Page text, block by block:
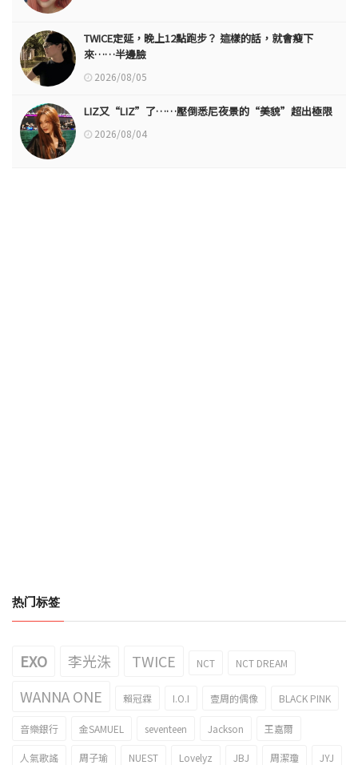
TWICE定延，晚上12點跑步？ 這樣的話，就會瘦下
來……半邊臉
2026/08/05
LIZ又“LIZ”了……壓倒悉尼夜景的“美貌”超出極限
2026/08/04
热门标签
EXO 李光洙 TWICE NCT NCT DREAM
WANNA ONE 賴冠霖 I.O.I 壹周的偶像 BLACK PINK
音樂銀行 金SAMUEL seventeen Jackson 王嘉爾
人氣歌謠 周子瑜 NUEST Lovelyz JBJ 周潔瓊 JYJ